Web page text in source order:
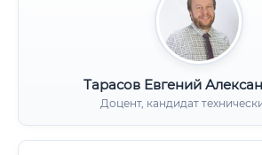
Тарасов Евгений
Доцент, кандидат